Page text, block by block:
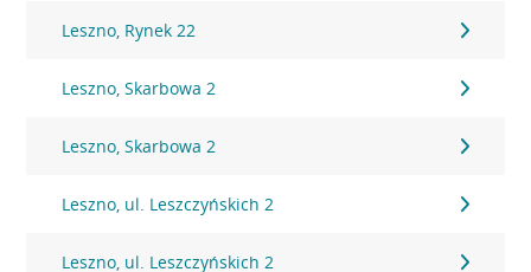
Leszno, Rynek 22
Leszno, Skarbowa 2
Leszno, Skarbowa 2
Leszno, ul. Leszczyńskich 2
Leszno, ul. Leszczyńskich 2